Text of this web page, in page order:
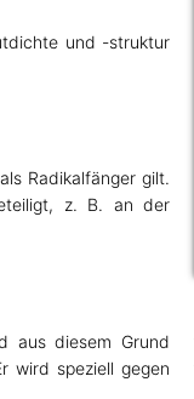
und -struktur
Radikalfänger gilt.
z. B. an der
aus diesem Grund
wird speziell gegen